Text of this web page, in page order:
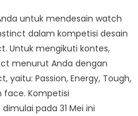
untuk mendesain watch
dalam kompetisi desain
Untuk mengikuti kontes,
menurut Anda dengan
Passion, Energy, Tough,
face. Kompetisi
pada 31 Mei ini